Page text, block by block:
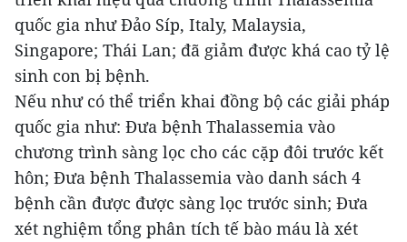
quốc gia như Đảo Síp, Italy, Malaysia,
Singapore; Thái Lan; đã giảm được khá cao tỷ lệ
sinh con bị bệnh.
Nếu như có thể triển khai đồng bộ các giải pháp
quốc gia như: Đưa bệnh Thalassemia vào
chương trình sàng lọc cho các cặp đôi trước kết
hôn; Đưa bệnh Thalassemia vào danh sách 4
bệnh cần được được sàng lọc trước sinh; Đưa
xét nghiệm tổng phân tích tế bào máu là xét